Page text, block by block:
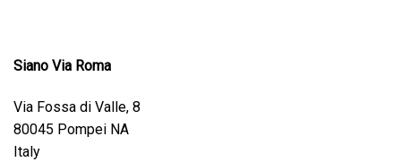
Siano Via Roma
Via Fossa di Valle, 8
80045 Pompei NA
Italy